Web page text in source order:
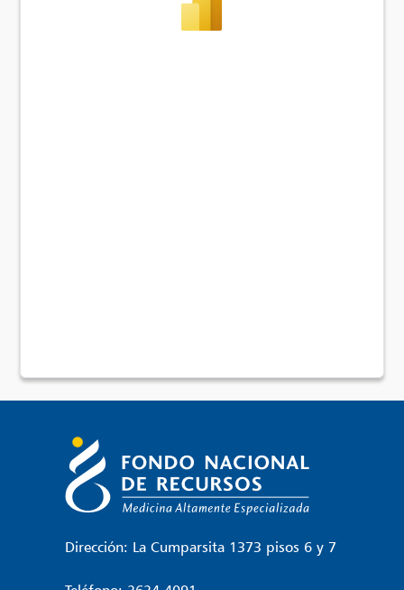
Dirección: La Cumparsita 1373 pisos 6 y 7